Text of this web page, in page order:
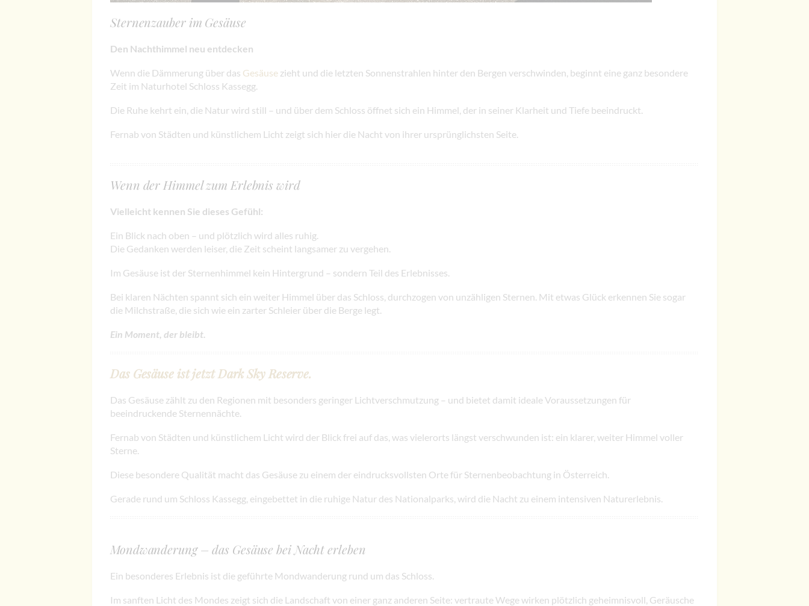
Sternenzauber im Gesäuse
Den Nachthimmel neu entdecken
Wenn die Dämmerung über das Gesäuse zieht und die letzten Sonnenstrahlen hinter den Bergen verschwinden, beginnt eine ganz besondere
Zeit im Naturhotel Schloss Kassegg.
Die Ruhe kehrt ein, die Natur wird still – und über dem Schloss öffnet sich ein Himmel, der in seiner Klarheit und Tiefe beeindruckt.
Fernab von Städten und künstlichem Licht zeigt sich hier die Nacht von ihrer ursprünglichsten Seite.
Wenn der Himmel zum Erlebnis wird
Vielleicht kennen Sie dieses Gefühl:
Ein Blick nach oben – und plötzlich wird alles ruhig.
Die Gedanken werden leiser, die Zeit scheint langsamer zu vergehen.
Im Gesäuse ist der Sternenhimmel kein Hintergrund – sondern Teil des Erlebnisses.
Bei klaren Nächten spannt sich ein weiter Himmel über das Schloss, durchzogen von unzähligen Sternen. Mit etwas Glück erkennen Sie sogar
die Milchstraße, die sich wie ein zarter Schleier über die Berge legt.
Ein Moment, der bleibt.
Das Gesäuse ist jetzt Dark Sky Reserve.
Das Gesäuse zählt zu den Regionen mit besonders geringer Lichtverschmutzung – und bietet damit ideale Voraussetzungen für
beeindruckende Sternennächte.
Fernab von Städten und künstlichem Licht wird der Blick frei auf das, was vielerorts längst verschwunden ist: ein klarer, weiter Himmel voller
Sterne.
Diese besondere Qualität macht das Gesäuse zu einem der eindrucksvollsten Orte für Sternenbeobachtung in Österreich.
Gerade rund um Schloss Kassegg, eingebettet in die ruhige Natur des Nationalparks, wird die Nacht zu einem intensiven Naturerlebnis.
Mondwanderung – das Gesäuse bei Nacht erleben
Ein besonderes Erlebnis ist die geführte Mondwanderung rund um das Schloss.
Im sanften Licht des Mondes zeigt sich die Landschaft von einer ganz anderen Seite: vertraute Wege wirken plötzlich geheimnisvoll, Geräusche